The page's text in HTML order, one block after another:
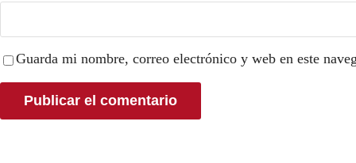
Guarda mi nombre, correo electrónico y web en este